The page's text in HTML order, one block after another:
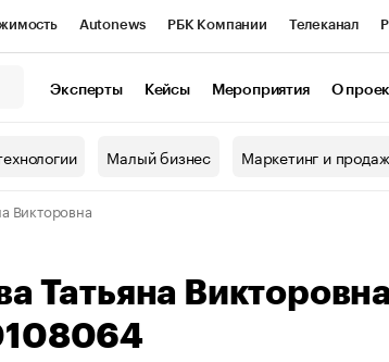
Autonews РБК Компании Телеканал
Эксперты Кейсы Мероприятия О
Малый бизнес Маркетинг и
Викторовна
Татьяна